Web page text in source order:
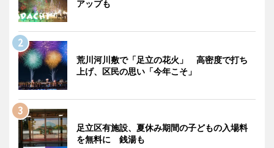
アップも
荒川河川敷で「足立の花火」 高密度で打ち
上げ、区民の思い「今年こそ」
足立区有施設、夏休み期間の子どもの入場料
を無料に 銭湯も